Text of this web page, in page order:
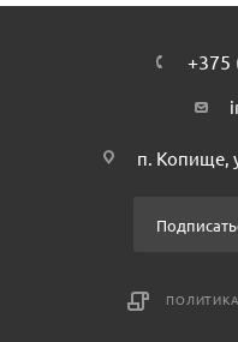
отдохнуть у костра, а
комнату под самой
+375
п. Копище,